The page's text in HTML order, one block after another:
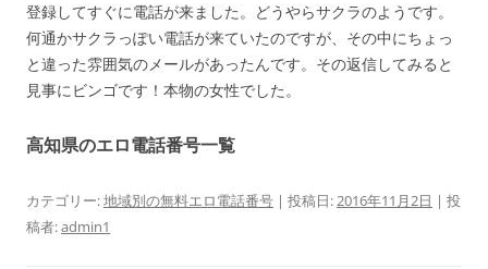
登録してすぐに電話が来ました。どうやらサクラのようです。
何通かサクラっぽい電話が来ていたのですが、その中にちょっ
と違った雰囲気のメールがあったんです。その返信してみると
見事にビンゴです！本物の女性でした。
高知県のエロ電話番号一覧
カテゴリー:地域別の無料エロ電話番号 | 投稿日:2016年11月2日 | 投
稿者:admin1